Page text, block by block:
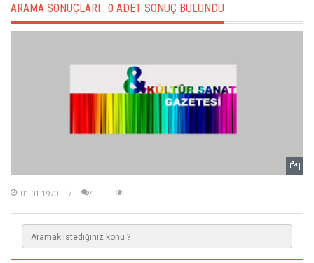
ARAMA SONUÇLARI : 0 ADET SONUÇ BULUNDU
01-01-1970